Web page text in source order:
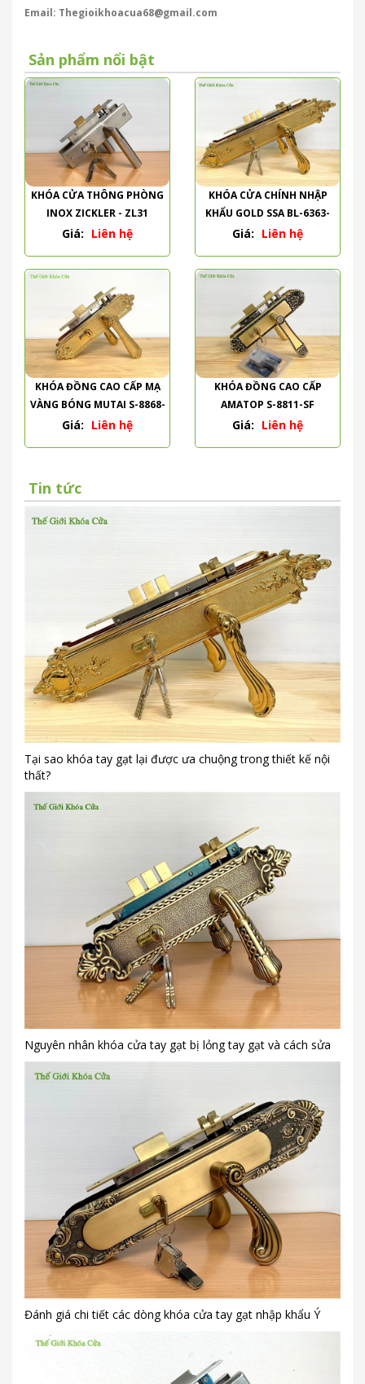
Email: Thegioikhoacua68@gmail.com
Sản phẩm nổi bật
KHÓA CỬA THÔNG PHÒNG
INOX ZICKLER - ZL31
Giá: Liên hệ
KHÓA CỬA CHÍNH NHẬP
KHẨU GOLD SSA BL-6363-
PVD
Giá: Liên hệ
KHÓA ĐỒNG CAO CẤP MẠ
VÀNG BÓNG MUTAI S-8868-
PVD
Giá: Liên hệ
KHÓA ĐỒNG CAO CẤP
AMATOP S-8811-SF
Giá: Liên hệ
Tin tức
Tại sao khóa tay gạt lại được ưa chuộng trong thiết kế nội
thất?
Nguyên nhân khóa cửa tay gạt bị lỏng tay gạt và cách sửa
Đánh giá chi tiết các dòng khóa cửa tay gạt nhập khẩu Ý